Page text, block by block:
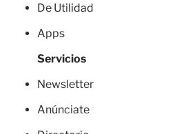
De Utilidad
Apps
Servicios
Newsletter
Anúnciate